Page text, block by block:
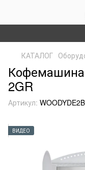
КАТАЛОГ
Кофемашина
2GR
Артикул:
ВИДЕО